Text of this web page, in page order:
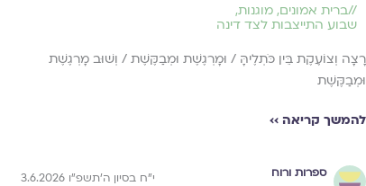
//ברית אמונים, מוגנות,
שבוע התייצבות לצד דינה
רָצָה וְצוֹעֶקֶת בֵּין כֹּתְלֶיהָּ / וּמָרְגֶשֶׁת וּמְבַקֶּשֶׁת / וְשׁוּב מָרְגֶשֶׁת
וּמְבַקֶּשֶׁת
להמשך קריאה ››
ספרות ורוח י״ח בסיון ה׳תשפ״ו 3.6.2026